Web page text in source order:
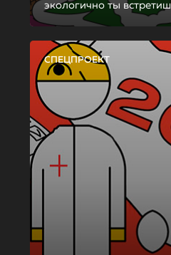
экологично ты
СПЕЦПРОЕКТ